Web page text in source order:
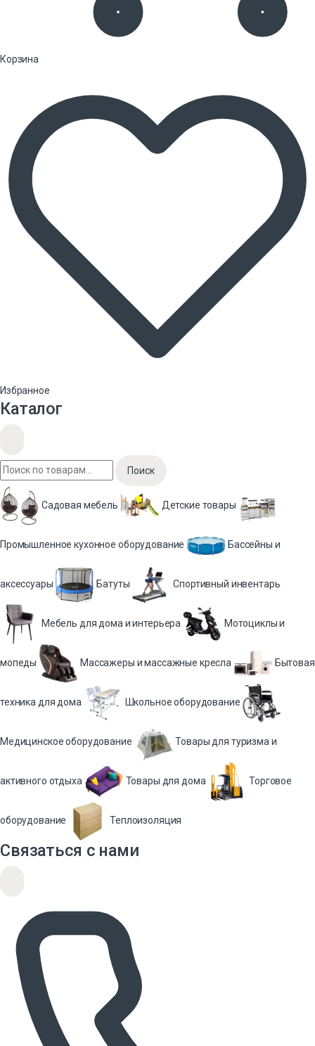
Корзина
Избранное
Каталог
Поиск
Садовая мебель Детские товары
Промышленное кухонное оборудование Бассейны и
аксессуары Батуты Спортивный инвентарь
Мебель для дома и интерьера Мотоциклы и
мопеды Массажеры и массажные кресла Бытовая
техника для дома Школьное оборудование
Медицинское оборудование Товары для туризма и
активного отдыха Товары для дома Торговое
оборудование Теплоизоляция
Связаться с нами